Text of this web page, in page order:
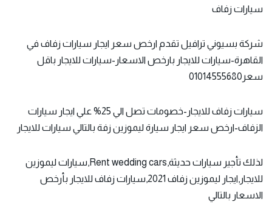
سيارات زفاف
شركة بسيوني ترافيل تقدم ارخص سعر ايجار سيارات زفاف في
القاهرة-سيارات للايجار بارخص الاسعار-سيارات للايجار باقل
سعر01014555680
سيارات زفاف للايجار-خصومات تصل الي 25% علي ايجار سيارات
الزفاف-ارخص سعر ايجار سيارة ليموزين زفة بالتالي سيارات للايجار
لذلك تأجير سيارات حديثة,Rent wedding cars,سيارات ليموزين
للايجار,ايجار ليموزين زفاف 2021,سيارات زفاف للايجار بأرخص
الاسعار بالتالي